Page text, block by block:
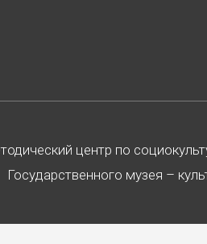
центр по
Государственного музея –